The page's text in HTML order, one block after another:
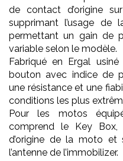
de contact d’origine
supprimant l’usage
permettant un gain de
variable selon le modèle.
Fabriqué en Ergal
bouton avec indice de
une résistance et une
conditions les plus
Pour les motos
comprend le Key
d’origine de la moto et
l’antenne de l’immobilizer.